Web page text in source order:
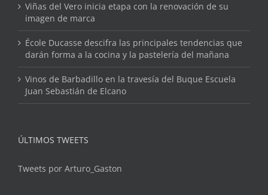
Viñas del Vero inicia etapa con la renovación de su
imagen de marca
École Ducasse descifra las principales tendencias que
darán forma a la cocina y la pastelería del mañana
Vinos de Barbadillo en la travesía del Buque Escuela
Juan Sebastián de Elcano
ÚLTIMOS TWEETS
Tweets por Arturo_Gaston